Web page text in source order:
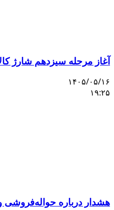
آغاز مرحله سیزدهم شارژ
۱۴۰۵/۰۵/۱۶
۱۹:۲۵
هشدار درباره حواله‌فروشی